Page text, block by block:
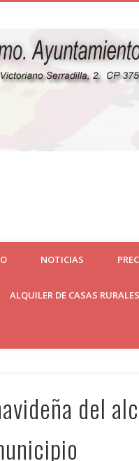
NOTICIAS
ALQUILER DE CASAS RURALES
del